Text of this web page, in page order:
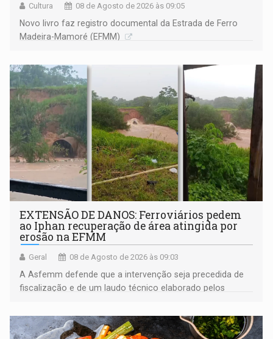
Cultura 08 de Agosto de 2026 às 09:05
Novo livro faz registro documental da Estrada de Ferro
Madeira-Mamoré (EFMM)
EXTENSÃO DE DANOS: Ferroviários pedem
ao Iphan recuperação de área atingida por
erosão na EFMM
Geral 08 de Agosto de 2026 às 09:03
A Asfemm defende que a intervenção seja precedida de
fiscalização e de um laudo técnico elaborado pelos